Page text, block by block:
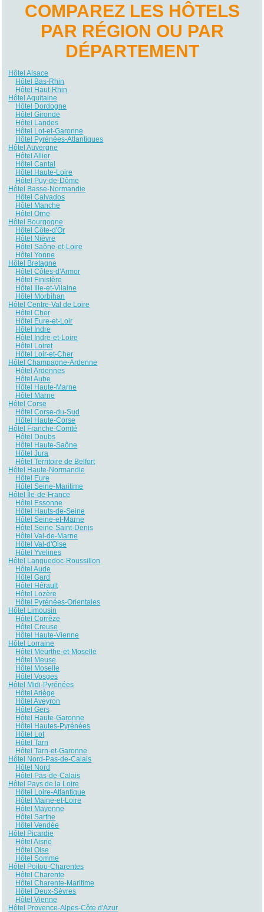
COMPAREZ LES HÔTELS
PAR RÉGION OU PAR
DÉPARTEMENT
Hôtel Alsace
Hôtel Bas-Rhin
Hôtel Haut-Rhin
Hôtel Aquitaine
Hôtel Dordogne
Hôtel Gironde
Hôtel Landes
Hôtel Lot-et-Garonne
Hôtel Pyrénées-Atlantiques
Hôtel Auvergne
Hôtel Allier
Hôtel Cantal
Hôtel Haute-Loire
Hôtel Puy-de-Dôme
Hôtel Basse-Normandie
Hôtel Calvados
Hôtel Manche
Hôtel Orne
Hôtel Bourgogne
Hôtel Côte-d'Or
Hôtel Nièvre
Hôtel Saône-et-Loire
Hôtel Yonne
Hôtel Bretagne
Hôtel Côtes-d'Armor
Hôtel Finistère
Hôtel Ille-et-Vilaine
Hôtel Morbihan
Hôtel Centre-Val de Loire
Hôtel Cher
Hôtel Eure-et-Loir
Hôtel Indre
Hôtel Indre-et-Loire
Hôtel Loiret
Hôtel Loir-et-Cher
Hôtel Champagne-Ardenne
Hôtel Ardennes
Hôtel Aube
Hôtel Haute-Marne
Hôtel Marne
Hôtel Corse
Hôtel Corse-du-Sud
Hôtel Haute-Corse
Hôtel Franche-Comté
Hôtel Doubs
Hôtel Haute-Saône
Hôtel Jura
Hôtel Territoire de Belfort
Hôtel Haute-Normandie
Hôtel Eure
Hôtel Seine-Maritime
Hôtel Île-de-France
Hôtel Essonne
Hôtel Hauts-de-Seine
Hôtel Seine-et-Marne
Hôtel Seine-Saint-Denis
Hôtel Val-de-Marne
Hôtel Val-d'Oise
Hôtel Yvelines
Hôtel Languedoc-Roussillon
Hôtel Aude
Hôtel Gard
Hôtel Hérault
Hôtel Lozère
Hôtel Pyrénées-Orientales
Hôtel Limousin
Hôtel Corrèze
Hôtel Creuse
Hôtel Haute-Vienne
Hôtel Lorraine
Hôtel Meurthe-et-Moselle
Hôtel Meuse
Hôtel Moselle
Hôtel Vosges
Hôtel Midi-Pyrénées
Hôtel Ariège
Hôtel Aveyron
Hôtel Gers
Hôtel Haute-Garonne
Hôtel Hautes-Pyrénées
Hôtel Lot
Hôtel Tarn
Hôtel Tarn-et-Garonne
Hôtel Nord-Pas-de-Calais
Hôtel Nord
Hôtel Pas-de-Calais
Hôtel Pays de la Loire
Hôtel Loire-Atlantique
Hôtel Maine-et-Loire
Hôtel Mayenne
Hôtel Sarthe
Hôtel Vendée
Hôtel Picardie
Hôtel Aisne
Hôtel Oise
Hôtel Somme
Hôtel Poitou-Charentes
Hôtel Charente
Hôtel Charente-Maritime
Hôtel Deux-Sèvres
Hôtel Vienne
Hôtel Provence-Alpes-Côte d'Azur